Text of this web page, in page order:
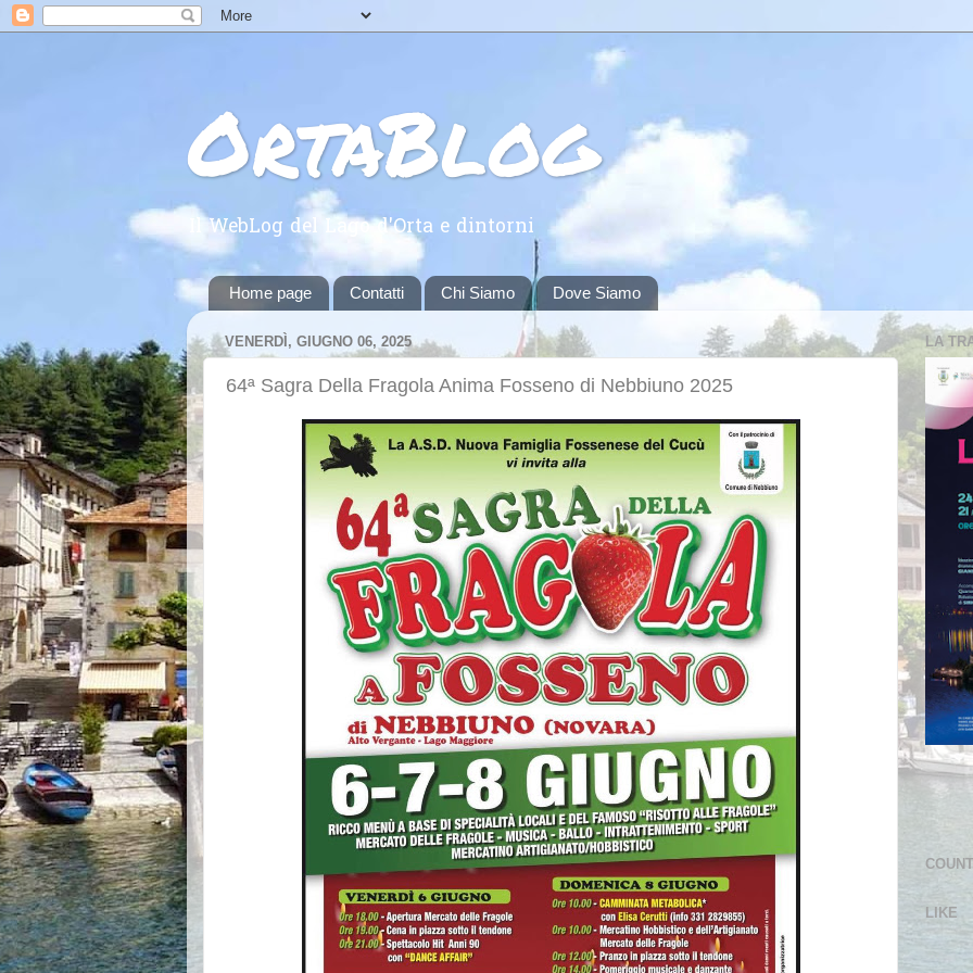
OrtaBlog
Il WebLog del Lago d'Orta e dintorni
Home page Contatti Chi Siamo Dove Siamo
VENERDÌ, GIUGNO 06, 2025
64ª Sagra Della Fragola Anima Fosseno di Nebbiuno 2025
LA
LIKE